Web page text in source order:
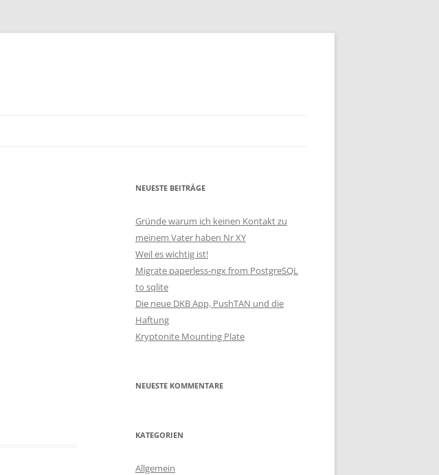
NEUESTE BEITRÄGE
Gründe warum ich keinen Kontakt zu
meinem Vater haben Nr XY
Weil es wichtig ist!
Migrate paperless-ngx from PostgreSQL
to sqlite
Die neue DKB App, PushTAN und die
Haftung
Kryptonite Mounting Plate
NEUESTE KOMMENTARE
KATEGORIEN
Allgemein